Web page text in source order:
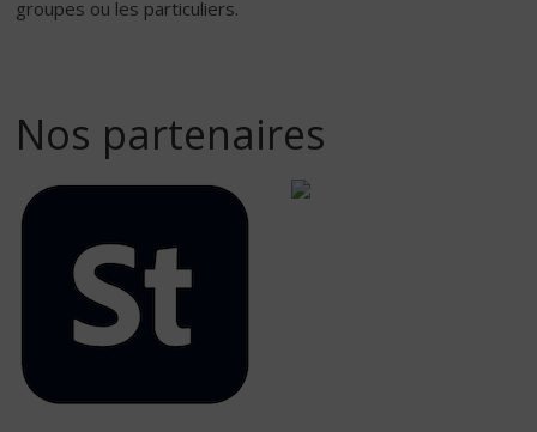
groupes ou les particuliers.
Nos partenaires